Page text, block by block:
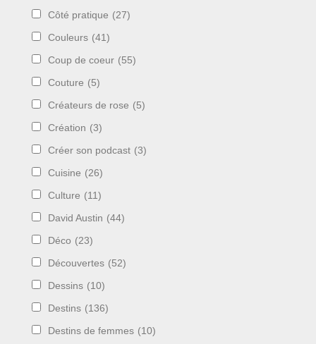
Côté pratique (27)
Couleurs (41)
Coup de coeur (55)
Couture (5)
Créateurs de rose (5)
Création (3)
Créer son podcast (3)
Cuisine (26)
Culture (11)
David Austin (44)
Déco (23)
Découvertes (52)
Dessins (10)
Destins (136)
Destins de femmes (10)